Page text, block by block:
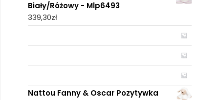
Biały/Różowy - Mlp6493
339,30zł
Nattou Fanny & Oscar Pozytywka